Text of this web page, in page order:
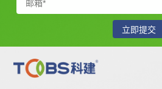
立即提交